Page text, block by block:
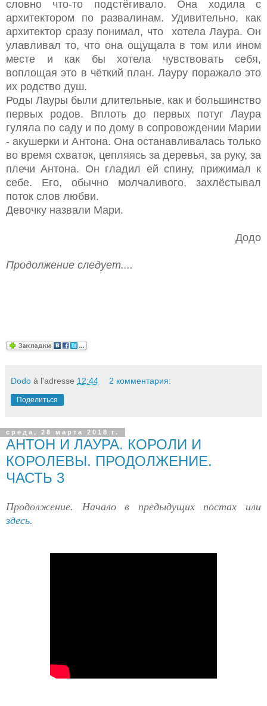
словно что-то подстёгивало. Она ходила с
архитектором по развалинам. Удивительно, как
архитектор сразу понимал, что хотела Лаура. Он
улавливал то, что она ощущала в том или ином
месте и как бы хотела чувствовать себя,
воплощая это в чёткий план. Лауру поражало это
их родство душ.
Роды Лауры были длительные, как и большинство
первых родов. Вплоть до первых потуг Лаура
гуляла по саду и по дому в сопровождении Марии
- акушерки и Антона. Она останавливалась только
во время схваток, цепляясь за деревья, за руку, за
плечи Антона. Он гладил ей спину, прижимал к
себе. Его, обычно молчаливого, захлёстывал
поток слов любви.
Девочку назвали Мари.
Додо
Продолжение следует....
Dodo à l'adresse 12:44 2 комментария:
Поделиться
среда, 28 марта 2018 г.
АНТОН И ЛАУРА. КОРОЛИ И
КОРОЛЕВЫ. ПРОДОЛЖЕНИЕ.
ЧАСТЬ 3
Продолжение. Начало в предыдущих постах или
здесь.